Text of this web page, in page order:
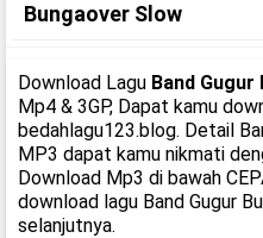
Bungaover Slow
Download Lagu Band
Mp4 & 3GP, Dapat kamu
bedahlagu123.blog. Detail
MP3 dapat kamu nikmati
Download Mp3 di bawah
download lagu Band Gugur
selanjutnya.